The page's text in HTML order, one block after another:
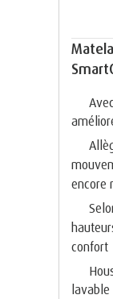
encore
confort
lavable